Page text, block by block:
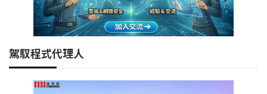
駕馭程式代理人